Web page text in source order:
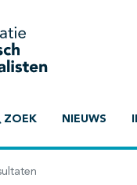
ZOEK NIEUWS